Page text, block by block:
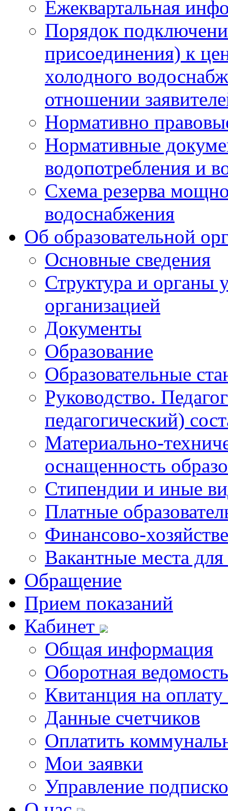
Ежеквартальная
Порядок
присоединения) к
холодного
отношении
Нормативно
Нормативные
водопотребления и
Схема резерва
водоснабжения
Об образовательной
Основные сведения
Структура и органы
организацией
Документы
Образование
Образовательные
Руководство.
педагогический)
Материально-
оснащенность
Стипендии и иные
Платные
Финансово-
Вакантные места
Обращение
Прием показаний
Кабинет
Общая информация
Оборотная ведомость
Квитанция на
Данные счетчиков
Оплатить
Мои заявки
Управление